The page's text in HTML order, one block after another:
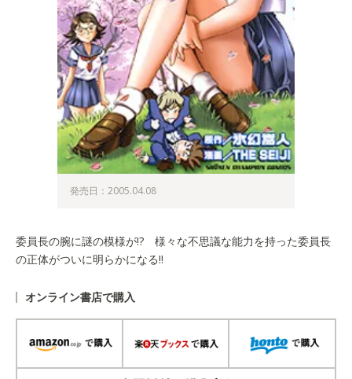
発売日：2005.04.08
委員長の腕に謎の模様が!? 様々な不思議な能力を持った委員長
の正体がついに明らかになる!!
オンライン書店で購入